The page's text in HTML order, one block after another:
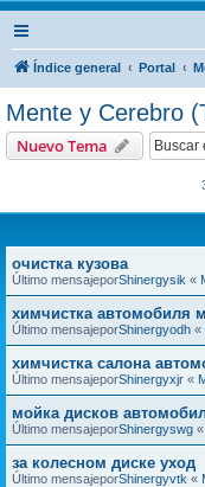
Índice general Portal
Mente y Cerebro
Nuevo Tema
очистка кузова
Último mensajeporShinergysik «
химчистка автомобиля
Último mensajeporShinergyodh «
химчистка салона
Último mensajeporShinergyxjr «
мойка дисков
Último mensajeporShinergyswg «
за колесном диске уход
Último mensajeporShinergyvtk «